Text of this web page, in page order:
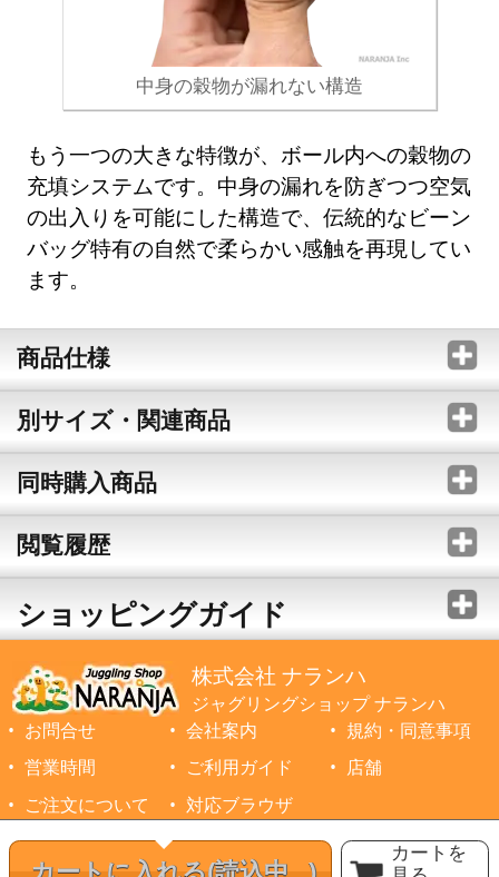
カートを
中身の穀物が漏れない構造
もう一つの大きな特徴が、ボール内への穀物の
充填システムです。中身の漏れを防ぎつつ空気
の出入りを可能にした構造で、伝統的なビーン
バッグ特有の自然で柔らかい感触を再現してい
ます。
商品仕様
別サイズ・関連商品
同時購入商品
閲覧履歴
ショッピングガイド
株式会社 ナランハ
ジャグリングショップ ナランハ
お問合せ
会社案内
規約・同意事項
営業時間
ご利用ガイド
店舗
ご注文について
対応ブラウザ
©1999-2026 NARANJA Inc. All Rights Reserved.